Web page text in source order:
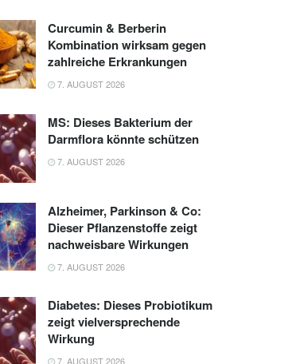
Curcumin & Berberin
Kombination wirksam gegen
zahlreiche Erkrankungen
7. AUGUST 2026
MS: Dieses Bakterium der
Darmflora könnte schützen
7. AUGUST 2026
Alzheimer, Parkinson & Co:
Dieser Pflanzenstoffe zeigt
nachweisbare Wirkungen
7. AUGUST 2026
Diabetes: Dieses Probiotikum
zeigt vielversprechende
Wirkung
7. AUGUST 2026